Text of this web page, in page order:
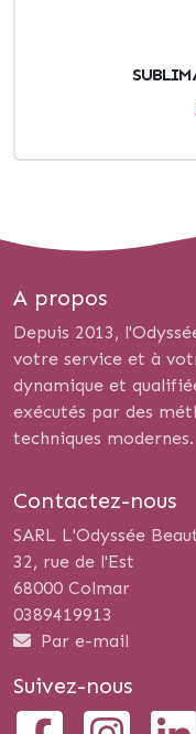
A propos
Depuis 2013,
votre service et à
dynamique et
exécutés par des
techniques modernes.
Contactez-nous
SARL L'Odyssée
32, rue de l'Est
68000 Colmar
0389419913
Par e-mail
Suivez-nous